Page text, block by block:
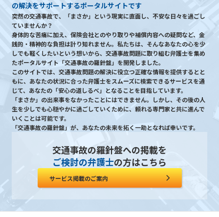
の解決をサポートするポータルサイトです
突然の交通事故で、「まさか」という現実に直面し、不安な日々を過ごし
ていませんか？
身体的な苦痛に加え、保険会社とのやり取りや補償内容への疑問など、金
銭的・精神的な負担は計り知れません。私たちは、そんなあなたの心を少
しでも軽くしたいという想いから、交通事故問題に取り組む弁護士を集め
たポータルサイト「交通事故の羅針盤」を開発しました。
このサイトでは、交通事故問題の解決に役立つ正確な情報を提供するとと
もに、あなたの状況に合った弁護士をスムーズに検索できるサービスを通
じて、あなたの「安心の道しるべ」となることを目指しています。
「まさか」の出来事をなかったことにはできません。しかし、その後の人
生を少しでも心穏やかに過ごしていくために、頼れる専門家と共に進んで
いくことは可能です。
「交通事故の羅針盤」が、あなたの未来を拓く一助となれば幸いです。
交通事故の羅針盤への掲載を
ご検討の弁護士の方はこちら
サービス掲載のご案内